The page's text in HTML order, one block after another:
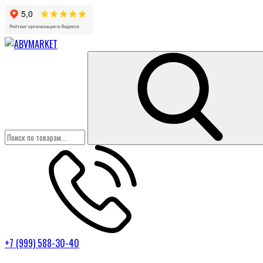
+7 (999) 588-30-40